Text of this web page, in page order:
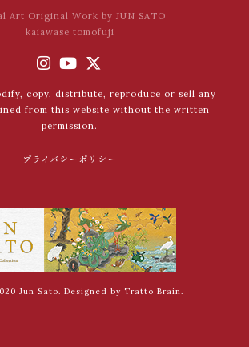
Art Original Work by JUN SATO
kaiawase tomofuji
copy, distribute, reproduce or sell any
from this website without the written
permission.
プライバシーポリシー
Jun Sato. Designed by Tratto Brain.